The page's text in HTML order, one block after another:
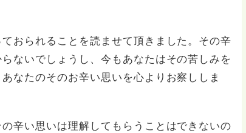
おられることを読ませて頂きました。その辛
ないでしょうし、今もあなたはその苦しみを
なたのそのお辛い思いを心よりお察ししま
辛い思いは理解してもらうことはできないの